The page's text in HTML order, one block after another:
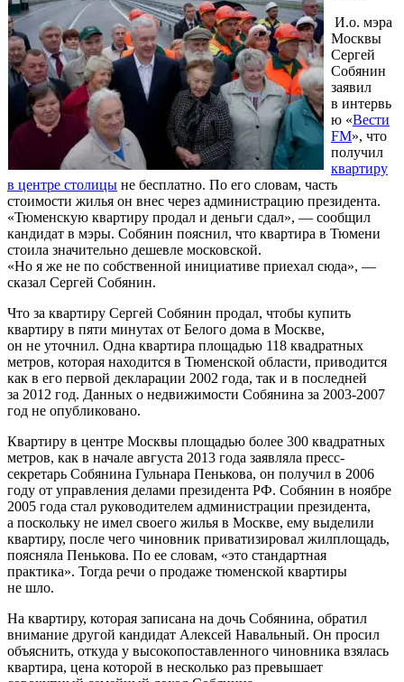
И.о. мэра
Москвы
Сергей
Собянин
заявил
в интервь
ю «Вести
FM», что
получил
квартиру
в центре столицы не бесплатно. По его словам, часть
стоимости жилья он внес через администрацию президента.
«Тюменскую квартиру продал и деньги сдал», — сообщил
кандидат в мэры. Собянин пояснил, что квартира в Тюмени
стоила значительно дешевле московской.
«Но я же не по собственной инициативе приехал сюда», —
сказал Сергей Собянин.
Что за квартиру Сергей Собянин продал, чтобы купить
квартиру в пяти минутах от Белого дома в Москве,
он не уточнил. Одна квартира площадью 118 квадратных
метров, которая находится в Тюменской области, приводится
как в его первой декларации 2002 года, так и в последней
за 2012 год. Данных о недвижимости Собянина за 2003-2007
год не опубликовано.
Квартиру в центре Москвы площадью более 300 квадратных
метров, как в начале августа 2013 года заявляла пресс-
секретарь Собянина Гульнара Пенькова, он получил в 2006
году от управления делами президента РФ. Собянин в ноябре
2005 года стал руководителем администрации президента,
а поскольку не имел своего жилья в Москве, ему выделили
квартиру, после чего чиновник приватизировал жилплощадь,
поясняла Пенькова. По ее словам, «это стандартная
практика». Тогда речи о продаже тюменской квартиры
не шло.
На квартиру, которая записана на дочь Собянина, обратил
внимание другой кандидат Алексей Навальный. Он просил
объяснить, откуда у высокопоставленного чиновника взялась
квартира, цена которой в несколько раз превышает